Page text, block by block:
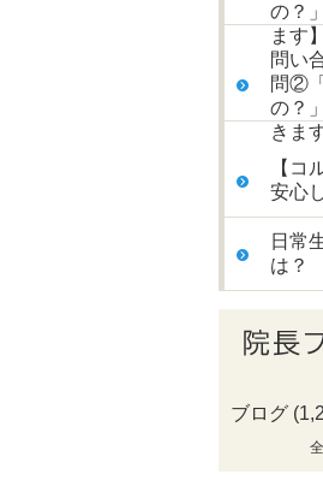
の？
ます】
問い
問②
の？
きま
【コ
安心
日常
は？
ブログ